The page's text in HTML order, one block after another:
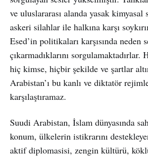
ve uluslararası alanda yasak
askeri silahlar ile halkına karşı
Esed’in politikaları karşısında neden
çıkarmadıklarını sorgulamaktadırlar.
hiç kimse, hiçbir şekilde ve şartlar
Arabistan’ı bu kanlı ve diktatör
karşılaştıramaz.
Suudi Arabistan, İslam dünyasında
konum, ülkelerin istikrarını
aktif diplomasisi, zengin kültürü,